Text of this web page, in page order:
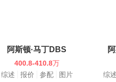
阿斯顿·马丁DBS
400.8-410.8万
综述
报价 参配 图片
综述